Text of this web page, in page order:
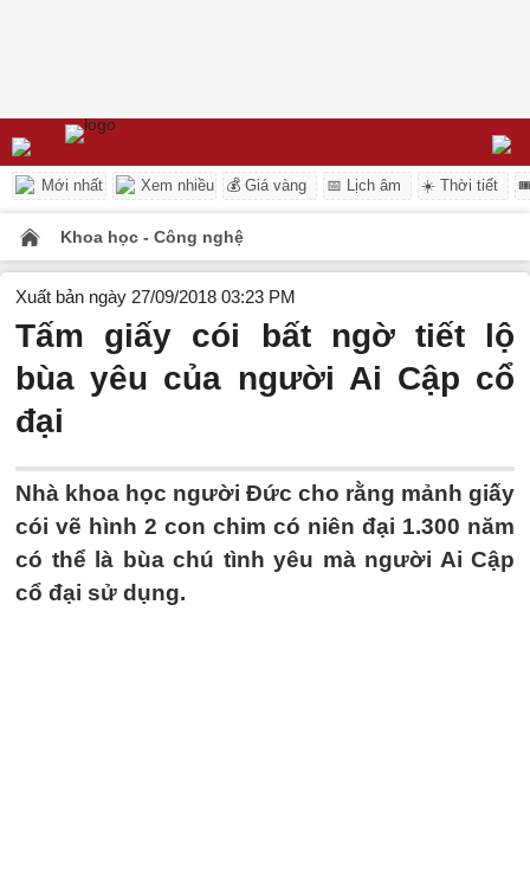
Mới nhất Xem nhiều 💰 Giá vàng 📅 Lịch âm ☀️ Thời tiết
Khoa học - Công nghệ
Xuất bản ngày 27/09/2018 03:23 PM
Tấm giấy cói bất ngờ tiết lộ
bùa yêu của người Ai Cập cổ
đại
Nhà khoa học người Đức cho rằng mảnh giấy
cói vẽ hình 2 con chim có niên đại 1.300 năm
có thể là bùa chú tình yêu mà người Ai Cập
cổ đại sử dụng.